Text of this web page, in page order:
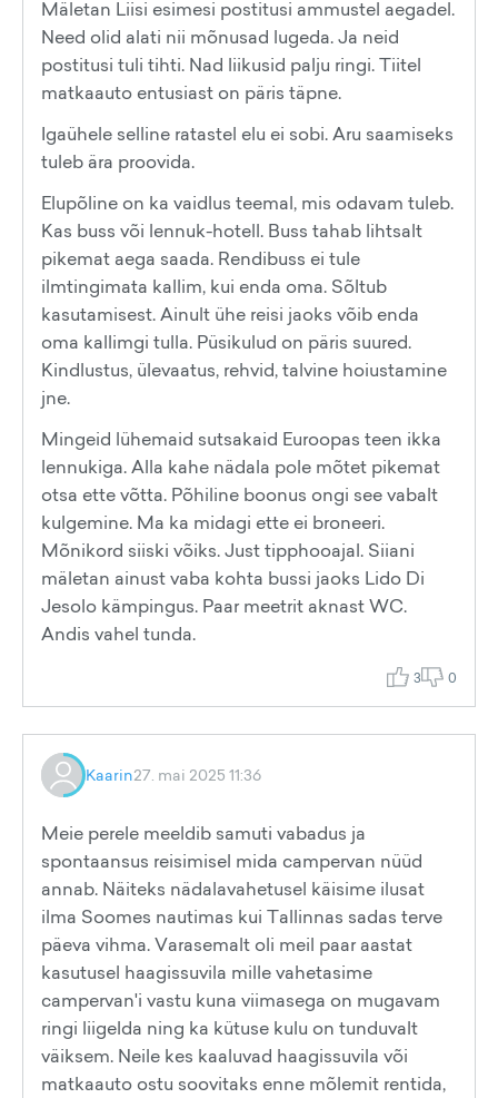
Mäletan Liisi esimesi postitusi ammustel aegadel.
Need olid alati nii mõnusad lugeda. Ja neid
postitusi tuli tihti. Nad liikusid palju ringi. Tiitel
matkaauto entusiast on päris täpne.
Igaühele selline ratastel elu ei sobi. Aru saamiseks
tuleb ära proovida.
Elupõline on ka vaidlus teemal, mis odavam tuleb.
Kas buss või lennuk-hotell. Buss tahab lihtsalt
pikemat aega saada. Rendibuss ei tule
ilmtingimata kallim, kui enda oma. Sõltub
kasutamisest. Ainult ühe reisi jaoks võib enda
oma kallimgi tulla. Püsikulud on päris suured.
Kindlustus, ülevaatus, rehvid, talvine hoiustamine
jne.
Mingeid lühemaid sutsakaid Euroopas teen ikka
lennukiga. Alla kahe nädala pole mõtet pikemat
otsa ette võtta. Põhiline boonus ongi see vabalt
kulgemine. Ma ka midagi ette ei broneeri.
Mõnikord siiski võiks. Just tipphooajal. Siiani
mäletan ainust vaba kohta bussi jaoks Lido Di
Jesolo kämpingus. Paar meetrit aknast WC.
Andis vahel tunda.
3 0
Kaarin27. mai 2025 11:36
Meie perele meeldib samuti vabadus ja
spontaansus reisimisel mida campervan nüüd
annab. Näiteks nädalavahetusel käisime ilusat
ilma Soomes nautimas kui Tallinnas sadas terve
päeva vihma. Varasemalt oli meil paar aastat
kasutusel haagissuvila mille vahetasime
campervan'i vastu kuna viimasega on mugavam
ringi liigelda ning ka kütuse kulu on tunduvalt
väiksem. Neile kes kaaluvad haagissuvila või
matkaauto ostu soovitaks enne mõlemit rentida,